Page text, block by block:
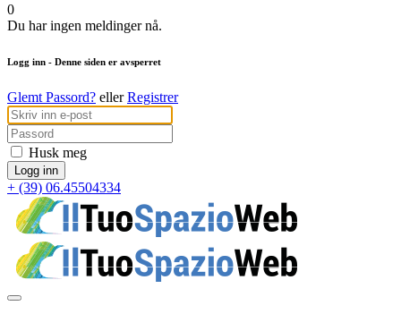
0
Du har ingen meldinger nå.
Logg inn - Denne siden er avsperret
Glemt Passord? ellerRegistrer
Husk meg
+ (39) 06.45504334